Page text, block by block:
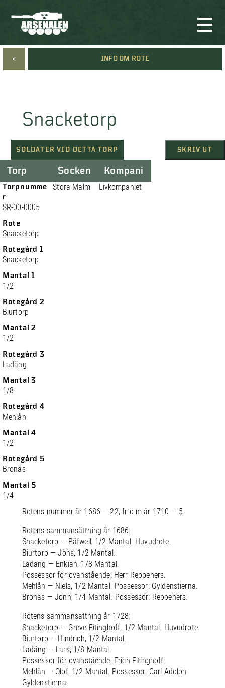
< INFO OM ROTE
Snacketorp
SOLDATER VID DETTA TORP SKRIV UT
Torp
Torpnumme
r
SR-00-0005
Rote
Snacketorp
Rotegård 1
Snacketorp
Mantal 1
1/2
Rotegård 2
Biurtorp
Mantal 2
1/2
Rotegård 3
Ladäng
Mantal 3
1/8
Rotegård 4
Mehlån
Mantal 4
1/2
Rotegård 5
Bronäs
Mantal 5
1/4
Socken
Stora Malm
Kompani
Livkompaniet
Rotens nummer år 1686 — 22, fr o m år 1710 — 5.
Rotens sammansättning år 1686:
Snacketorp — Påfwell, 1/2 Mantal. Huvudrote.
Biurtorp — Jöns, 1/2 Mantal.
Ladäng — Enkian, 1/8 Mantal.
Possessor för ovanstående: Herr Rebbeners.
Mehlån — Niels, 1/2 Mantal. Possessor: Gyldenstierna.
Bronäs — Jonn, 1/4 Mantal. Possessor: Rebbeners.
Rotens sammansättning år 1728:
Snacketorp — Greve Fitinghoff, 1/2 Mantal. Huvudrote.
Biurtorp — Hindrich, 1/2 Mantal.
Ladäng — Lars, 1/8 Mantal.
Possessor för ovanstående: Erich Fitinghoff.
Mehlån — Olof, 1/2 Mantal. Possessor: Carl Adolph
Gyldenstierna.